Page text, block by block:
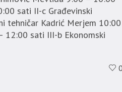
sati II-c Građevinski
tehničar Kadrić Merjem 10:00
12:00 sati III-b Ekonomski